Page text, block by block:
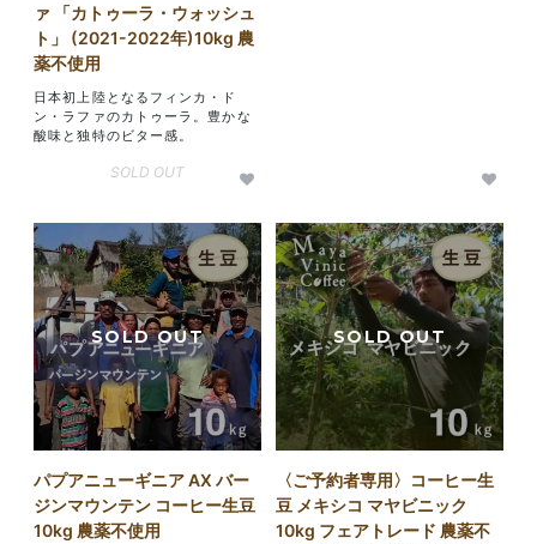
ァ 「カトゥーラ・ウォッシュ
ト」 (2021-2022年)10kg 農
薬不使用
日本初上陸となるフィンカ・ド
ン・ラファのカトゥーラ。豊かな
酸味と独特のビター感。
SOLD OUT
パプアニューギニア AX バー
ジンマウンテン コーヒー生豆
10kg 農薬不使用
〈ご予約者専用〉コーヒー生
豆 メキシコ マヤビニック
10kg フェアトレード 農薬不